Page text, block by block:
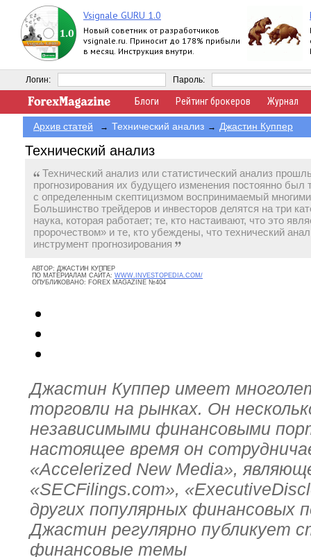
Vsignale GURU 1.0
Новый советник от разработчиков
vsignale.ru. Приносит до 178% прибыли
в месяц. Инструкция внутри.
Логин: Пароль:
Блоги Рейтинг брокеров Журнал
Архив статей → Технический анализ → Джастин Куппер
Технический анализ
Технический анализ или статистический анализ
прогнозирования их будущего изменения постоянно
с определенным скептицизмом воспринимаемый
Большинство трейдеров и инвесторов делятся на три
наука, которая работает; те, кто настаивают, что это
пророчеством» и те, кто убеждены, что технический
инструмент прогнозирования
АВТОР: ДЖАСТИН КУППЕР
ПО МАТЕРИАЛАМ САЙТА: WWW.INVESTOPEDIA.COM/
ОПУБЛИКОВАНО: FOREX MAGAZINE №404
Джастин Куппер имеет
торговли на рынках. Он
независимыми финансовыми
настоящее время он
«Accelerized New Media»,
«SECFilings.com»,
других популярных финансовых
Джастин регулярно публикует
финансовые темы